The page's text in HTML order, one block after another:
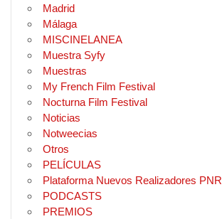
Madrid
Málaga
MISCINELANEA
Muestra Syfy
Muestras
My French Film Festival
Nocturna Film Festival
Noticias
Notweecias
Otros
PELÍCULAS
Plataforma Nuevos Realizadores PNR
PODCASTS
PREMIOS